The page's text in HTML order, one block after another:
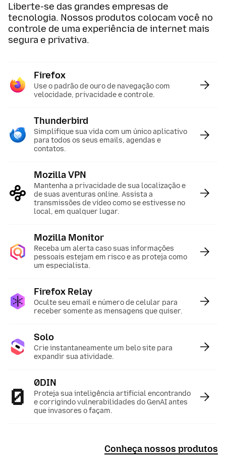
Liberte-se das grandes empresas de
tecnologia. Nossos produtos colocam você no
controle de uma experiência de internet mais
segura e privativa.
Firefox
Use o padrão de ouro de navegação com
velocidade, privacidade e controle.
Thunderbird
Simplifique sua vida com um único aplicativo
para todos os seus emails, agendas e
contatos.
Mozilla VPN
Mantenha a privacidade de sua localização e
de suas aventuras online. Assista a
transmissões de vídeo como se estivesse no
local, em qualquer lugar.
Mozilla Monitor
Receba um alerta caso suas informações
pessoais estejam em risco e as proteja como
um especialista.
Firefox Relay
Oculte seu email e número de celular para
receber somente as mensagens que quiser.
Solo
Crie instantaneamente um belo site para
expandir sua atividade.
0DIN
Proteja sua inteligência artificial encontrando
e corrigindo vulnerabilidades do GenAI antes
que invasores o façam.
Conheça nossos produtos